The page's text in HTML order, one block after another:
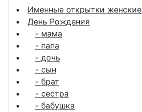
Именные открытки женские
День Рождения
- мама
- папа
- дочь
- сын
- брат
- сестра
- бабушка